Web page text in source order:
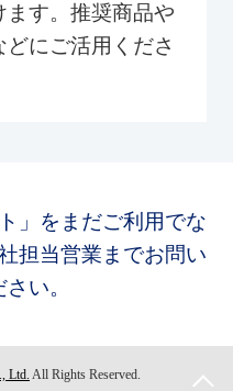
す。推奨商品や
にご活用くださ
」をまだご利用でな
担当営業までお問い
い。
Ltd. All Rights Reserved.